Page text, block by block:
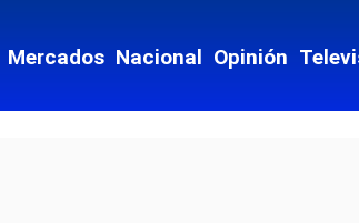
Mercados Nacional Opinión